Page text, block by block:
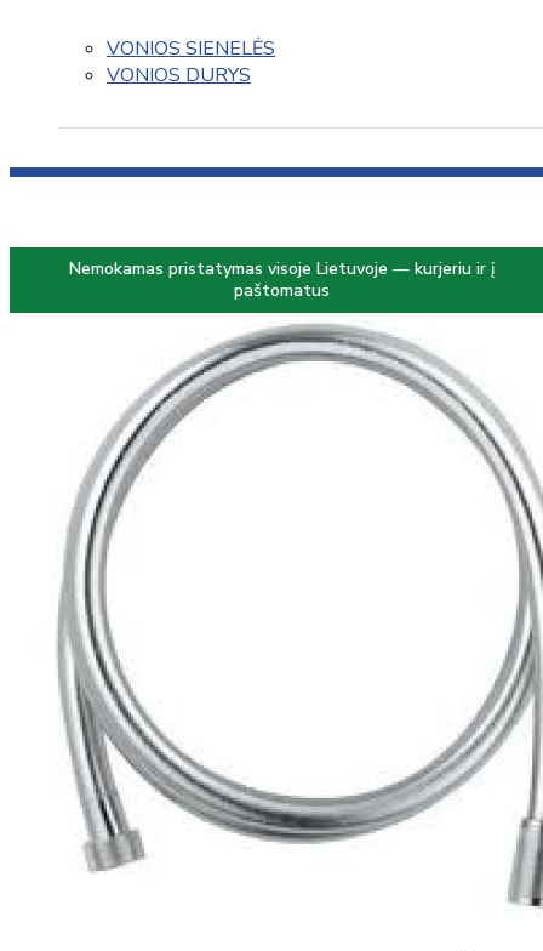
VONIOS SIENELĖS
VONIOS DURYS
Nemokamas pristatymas visoje Lietuvoje — kurjeriu ir į
paštomatus